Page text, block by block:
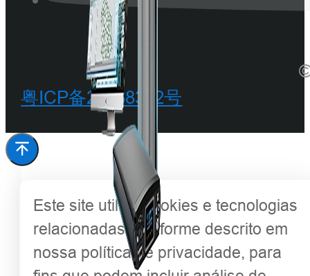
粤ICP备20068342号
Este site utiliza cookies e tecnologias
relacionadas, conforme descrito em
nossa política de privacidade, para